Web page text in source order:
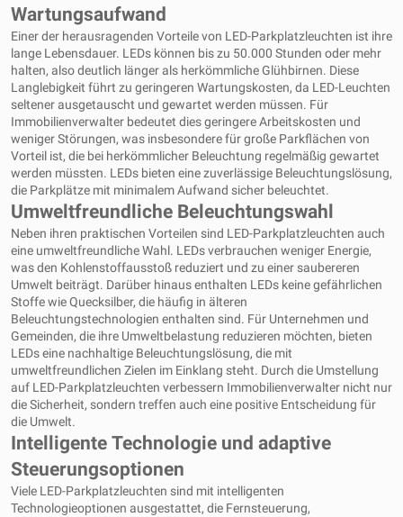
Wartungsaufwand
Einer der herausragenden Vorteile von LED-Parkplatzleuchten ist ihre
lange Lebensdauer. LEDs können bis zu 50.000 Stunden oder mehr
halten, also deutlich länger als herkömmliche Glühbirnen. Diese
Langlebigkeit führt zu geringeren Wartungskosten, da LED-Leuchten
seltener ausgetauscht und gewartet werden müssen. Für
Immobilienverwalter bedeutet dies geringere Arbeitskosten und
weniger Störungen, was insbesondere für große Parkflächen von
Vorteil ist, die bei herkömmlicher Beleuchtung regelmäßig gewartet
werden müssten. LEDs bieten eine zuverlässige Beleuchtungslösung,
die Parkplätze mit minimalem Aufwand sicher beleuchtet.
Umweltfreundliche Beleuchtungswahl
Neben ihren praktischen Vorteilen sind LED-Parkplatzleuchten auch
eine umweltfreundliche Wahl. LEDs verbrauchen weniger Energie,
was den Kohlenstoffausstoß reduziert und zu einer saubereren
Umwelt beiträgt. Darüber hinaus enthalten LEDs keine gefährlichen
Stoffe wie Quecksilber, die häufig in älteren
Beleuchtungstechnologien enthalten sind. Für Unternehmen und
Gemeinden, die ihre Umweltbelastung reduzieren möchten, bieten
LEDs eine nachhaltige Beleuchtungslösung, die mit
umweltfreundlichen Zielen im Einklang steht. Durch die Umstellung
auf LED-Parkplatzleuchten verbessern Immobilienverwalter nicht nur
die Sicherheit, sondern treffen auch eine positive Entscheidung für
die Umwelt.
Intelligente Technologie und adaptive
Steuerungsoptionen
Viele LED-Parkplatzleuchten sind mit intelligenten
Technologieoptionen ausgestattet, die Fernsteuerung,